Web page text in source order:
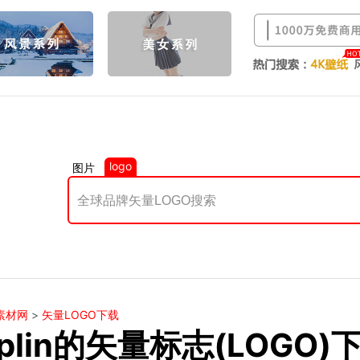
图片 logo
材网 > 矢量LOGO下载
的矢量标志(LOGO)